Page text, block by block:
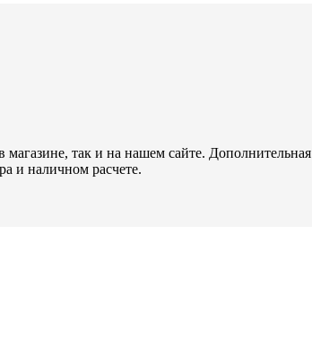
так и на нашем сайте. Дополнительная
и наличном расчете.